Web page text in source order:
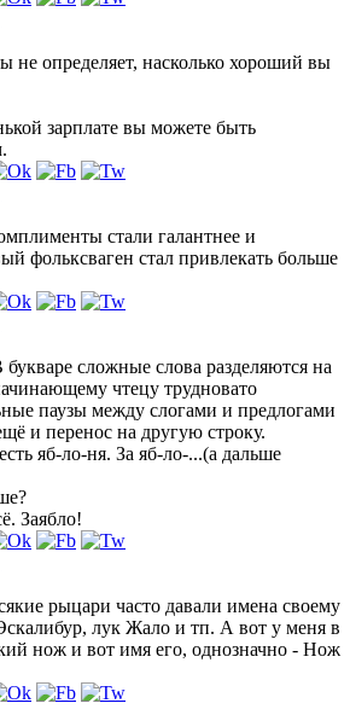
не определяет, насколько хороший вы
зарплате вы можете быть
стали галантнее и
фольксваген стал привлекать больше
сложные слова разделяются на
чтецу трудновато
паузы между слогами и предлогами
и перенос на другую строку.
яб-ло-ня. За яб-ло-...(а дальше
Заябло!
рыцари часто давали имена своему
лук Жало и тп. А вот у меня в
нож и вот имя его, однозначно - Нож